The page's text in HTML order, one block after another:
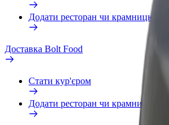
Додати ресторан чи крамницю
Доставка Bolt Food
Стати кур'єром
Додати ресторан чи крамницю